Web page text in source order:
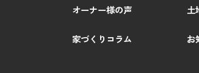
オーナー様の声
家づくりコラム
土
お